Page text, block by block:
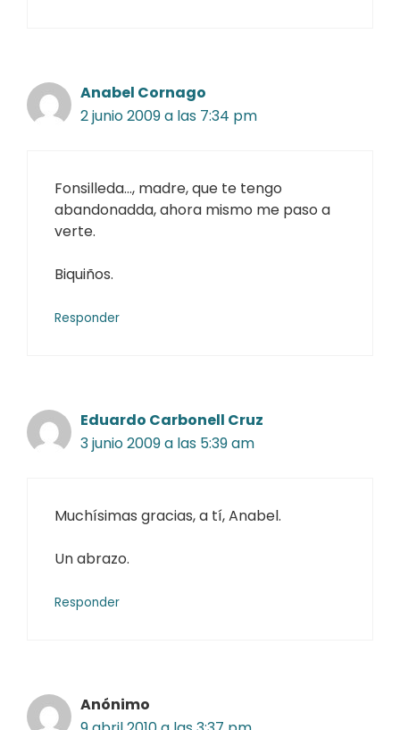
Anabel Cornago
2 junio 2009 a las 7:34 pm
Fonsilleda…, madre, que te tengo
abandonadda, ahora mismo me paso a
verte.
Biquiños.
Responder
Eduardo Carbonell Cruz
3 junio 2009 a las 5:39 am
Muchísimas gracias, a tí, Anabel.
Un abrazo.
Responder
Anónimo